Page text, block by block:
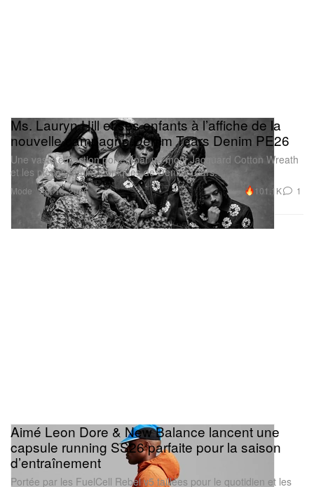
Mode
Ms. Lauryn Hill et ses enfants à l’affiche de la
nouvelle campagne Denim Tears Denim PE26
Une vaste collection portée par un motif Jacquard Cotton Wreath
et les pièces denim iconiques de Denim Tears.
Apr 16, 2026 101.1K 1
Aimé Leon Dore & New Balance lancent une
capsule running SS26 parfaite pour la saison
d’entraînement
Portée par les FuelCell Rebel v5 taillées pour le quotidien et les